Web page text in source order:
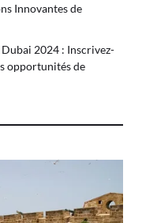
Innovantes de
Dubai 2024 : Inscrivez-
opportunités de